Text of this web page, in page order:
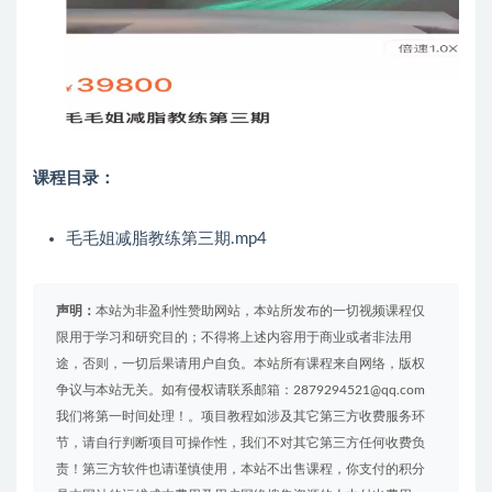
课程目录：
毛毛姐减脂教练第三期.mp4
声明： 本站为非盈利性赞助网站，本站所发布的一切视频课程仅
限用于学习和研究目的；不得将上述内容用于商业或者非法用
途，否则，一切后果请用户自负。本站所有课程来自网络，版权
争议与本站无关。如有侵权请联系邮箱：2879294521@qq.com
我们将第一时间处理！。项目教程如涉及其它第三方收费服务环
节，请自行判断项目可操作性，我们不对其它第三方任何收费负
责！第三方软件也请谨慎使用，本站不出售课程，你支付的积分